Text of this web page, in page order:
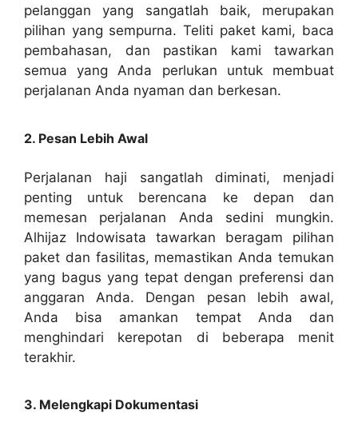
pelanggan yang sangatlah baik, merupakan
pilihan yang sempurna. Teliti paket kami, baca
pembahasan, dan pastikan kami tawarkan
semua yang Anda perlukan untuk membuat
perjalanan Anda nyaman dan berkesan.
2. Pesan Lebih Awal
Perjalanan haji sangatlah diminati, menjadi
penting untuk berencana ke depan dan
memesan perjalanan Anda sedini mungkin.
Alhijaz Indowisata tawarkan beragam pilihan
paket dan fasilitas, memastikan Anda temukan
yang bagus yang tepat dengan preferensi dan
anggaran Anda. Dengan pesan lebih awal,
Anda bisa amankan tempat Anda dan
menghindari kerepotan di beberapa menit
terakhir.
3. Melengkapi Dokumentasi